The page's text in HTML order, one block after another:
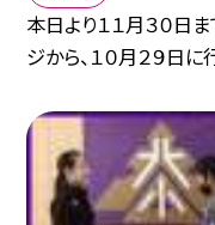
本日より１１月３０日
ジから、１０月２９日に